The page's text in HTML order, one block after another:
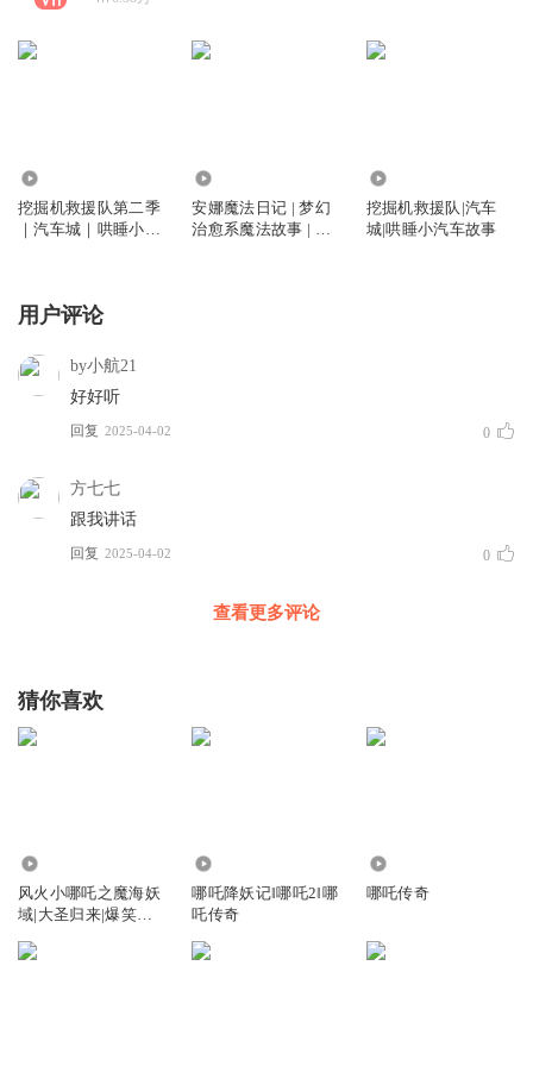
挖掘机救援队第二季
｜汽车城｜哄睡小汽
安娜魔法日记 | 梦幻
治愈系魔法故事 | 睡
挖掘机救援队|汽车
城|哄睡小汽车故事
用户评论
by小航21
好好听
回复 2025-04-02 0
方七七
跟我讲话
回复 2025-04-02 0
查看更多评论
猜你喜欢
风火小哪吒之魔海妖
域|大圣归来|爆笑哪
哪吒降妖记‖哪吒2‖哪
吒传奇
哪吒传奇